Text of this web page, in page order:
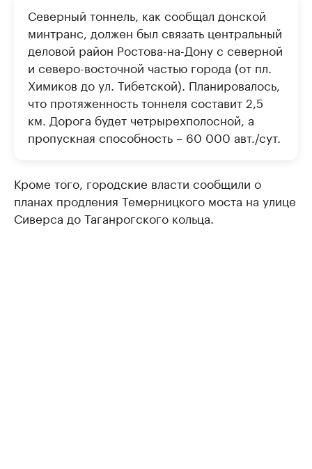
Северный тоннель, как сообщал донской
минтранс, должен был связать центральный
деловой район Ростова-на-Дону с северной
и северо-восточной частью города (от пл.
Химиков до ул. Тибетской). Планировалось,
что протяженность тоннеля составит 2,5
км. Дорога будет четрырехполосной, а
пропускная способность – 60 000 авт./сут.
Кроме того, городские власти сообщили о
планах продления Темерницкого моста на улице
Сиверса до Таганрогского кольца.